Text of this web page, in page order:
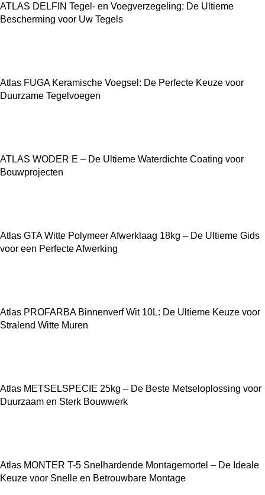
ATLAS DELFIN Tegel- en Voegverzegeling: De Ultieme
Bescherming voor Uw Tegels
Atlas FUGA Keramische Voegsel: De Perfecte Keuze voor
Duurzame Tegelvoegen
ATLAS WODER E – De Ultieme Waterdichte Coating voor
Bouwprojecten
Atlas GTA Witte Polymeer Afwerklaag 18kg – De Ultieme Gids
voor een Perfecte Afwerking
Atlas PROFARBA Binnenverf Wit 10L: De Ultieme Keuze voor
Stralend Witte Muren
Atlas METSELSPECIE 25kg – De Beste Metseloplossing voor
Duurzaam en Sterk Bouwwerk
Atlas MONTER T-5 Snelhardende Montagemortel – De Ideale
Keuze voor Snelle en Betrouwbare Montage